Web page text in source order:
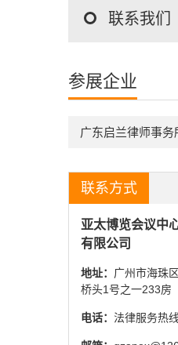
联系我们
参展企业
广东启兰律师事务
联系方式
亚太博览会议中
有限公司
地址： 广州市海珠
桥头1号之一233房
电话： 法律服务热